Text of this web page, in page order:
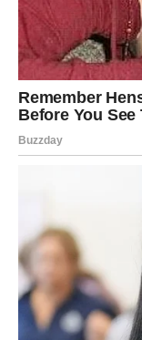
Poremećena
problem. Bolest
odkoronarne
smrti u svijetu.
znak da se slični
opskrbljuju srce i
Drugim riječima,
upozorenje na
udara